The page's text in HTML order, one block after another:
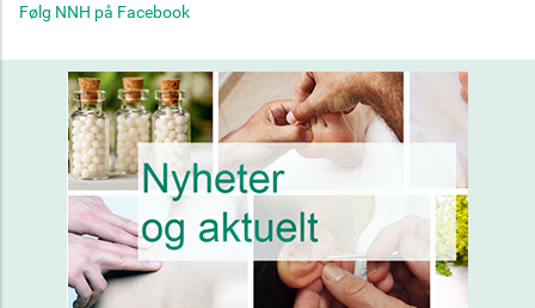
Følg NNH på Facebook